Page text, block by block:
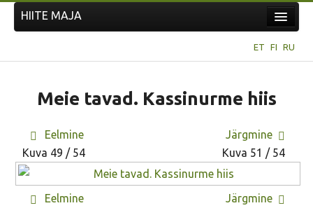
Tööd
Uudised
Tegutse
Kuvavõistlused
HIITE MAJA
ET FI RU
Meie tavad. Kassinurme hiis
Eelmine
Kuva 49 / 54
Järgmine
Kuva 51 / 54
Eelmine
Järgmine